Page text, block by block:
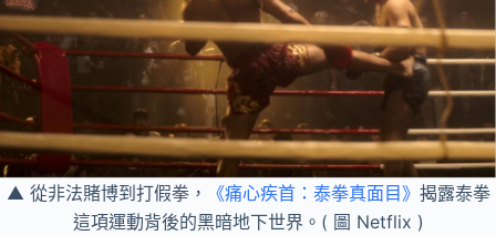
▲ 從非法賭博到打假拳， 《痛心疾首：泰拳真面目》 揭露泰拳
這項運動背後的黑暗地下世界。( 圖 Netflix )